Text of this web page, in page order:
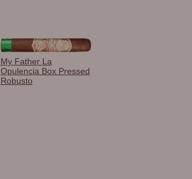
My Father La
Opulencia Box Pressed
Robusto